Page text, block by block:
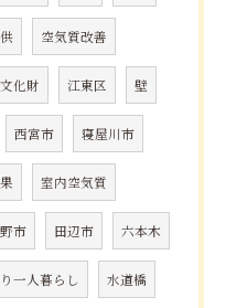
空気質改善
文化財 江東区 壁
西宮市 寝屋川市
室内空気質
市 田辺市 六本木
一人暮らし 水道橋